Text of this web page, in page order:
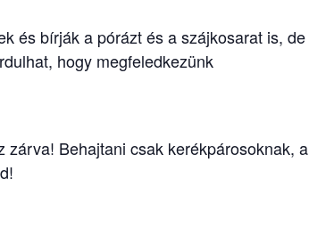
és bírják a pórázt és a szájkosarat is, de
hogy megfeledkezünk
Behajtani csak kerékpárosoknak, a